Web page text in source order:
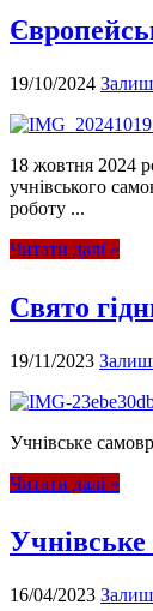
19/10/2024
18 жовтня 2024
учнівського
роботу ...
Читати далі »
Свято
19/11/2023
Учнівське
Читати далі »
16/04/2023